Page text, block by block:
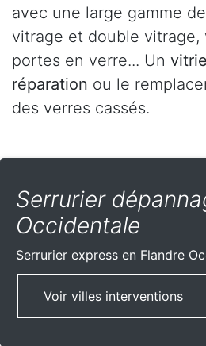
avec une large gamme
vitrage et double vitrage,
portes en verre... Un
réparation ou le
des verres cassés.
Serrurier
Occidentale
Serrurier express en Flandre
Voir villes interventions